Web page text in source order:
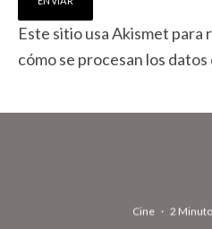
Este sitio usa Akismet para
cómo se procesan los
Cine · 2